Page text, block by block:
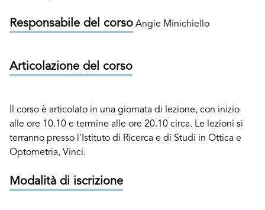
Responsabile del corso Angie Minichiello
Articolazione del corso
Il corso è articolato in una giornata di lezione, con inizio
alle ore 10.10 e termine alle ore 20.10 circa. Le lezioni si
terranno presso l'Istituto di Ricerca e di Studi in Ottica e
Optometria, Vinci.
Modalità di iscrizione